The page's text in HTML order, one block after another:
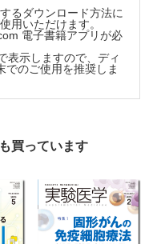
分子設計へのAI活用【森 健
機械学習技術の展開 ―中外
変革の最前線【芦田広樹，鈴
化学構造の画像化と画
戦略【吉森篤史】
品化合物の構造生成【松
によるがんワクチン開
た創薬研究【大谷悠喜，
明と評価
るダウンロード方法に
用いただけます。
電子書籍アプリが必
表示しますので、ディ
でのご使用を推奨しま
買っています